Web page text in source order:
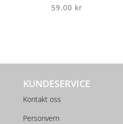
59.00 kr
KUNDESERVICE
Kontakt oss
Personvern